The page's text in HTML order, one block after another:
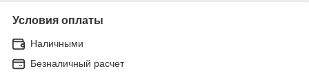
Условия оплаты
Наличными
Безналичный расчет